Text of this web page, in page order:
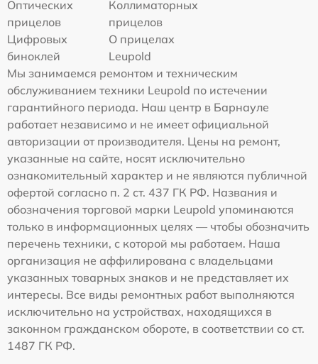
Оптических
прицелов
Коллиматорных
прицелов
Цифровых
биноклей
О прицелах
Leupold
Мы занимаемся ремонтом и техническим
обслуживанием техники Leupold по истечении
гарантийного периода. Наш центр в Барнауле
работает независимо и не имеет официальной
авторизации от производителя. Цены на ремонт,
указанные на сайте, носят исключительно
ознакомительный характер и не являются публичной
офертой согласно п. 2 ст. 437 ГК РФ. Названия и
обозначения торговой марки Leupold упоминаются
только в информационных целях — чтобы обозначить
перечень техники, с которой мы работаем. Наша
организация не аффилирована с владельцами
указанных товарных знаков и не представляет их
интересы. Все виды ремонтных работ выполняются
исключительно на устройствах, находящихся в
законном гражданском обороте, в соответствии со ст.
1487 ГК РФ.